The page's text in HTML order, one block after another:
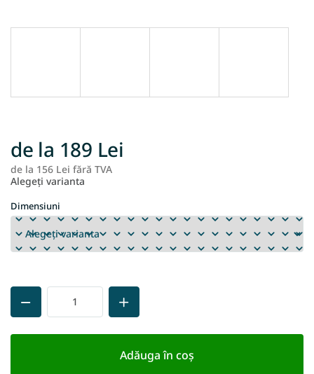
de la 189 Lei
de la 156 Lei fără TVA
Alegeţi varianta
Dimensiuni
Adăuga în coş